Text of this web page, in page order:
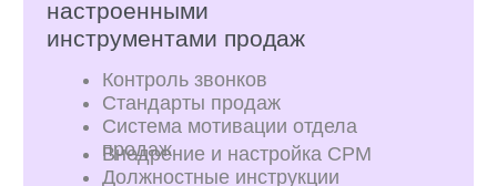
У вас есть план продаж или стратегия
Бронированием занимаются менеджеры